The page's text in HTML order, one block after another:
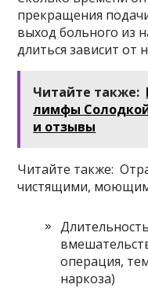
прекращения
выход больного из
длиться зависит от
Читайте также:
лимфы
и отзывы
Читайте также:
чистящими,
операция,
наркоза)